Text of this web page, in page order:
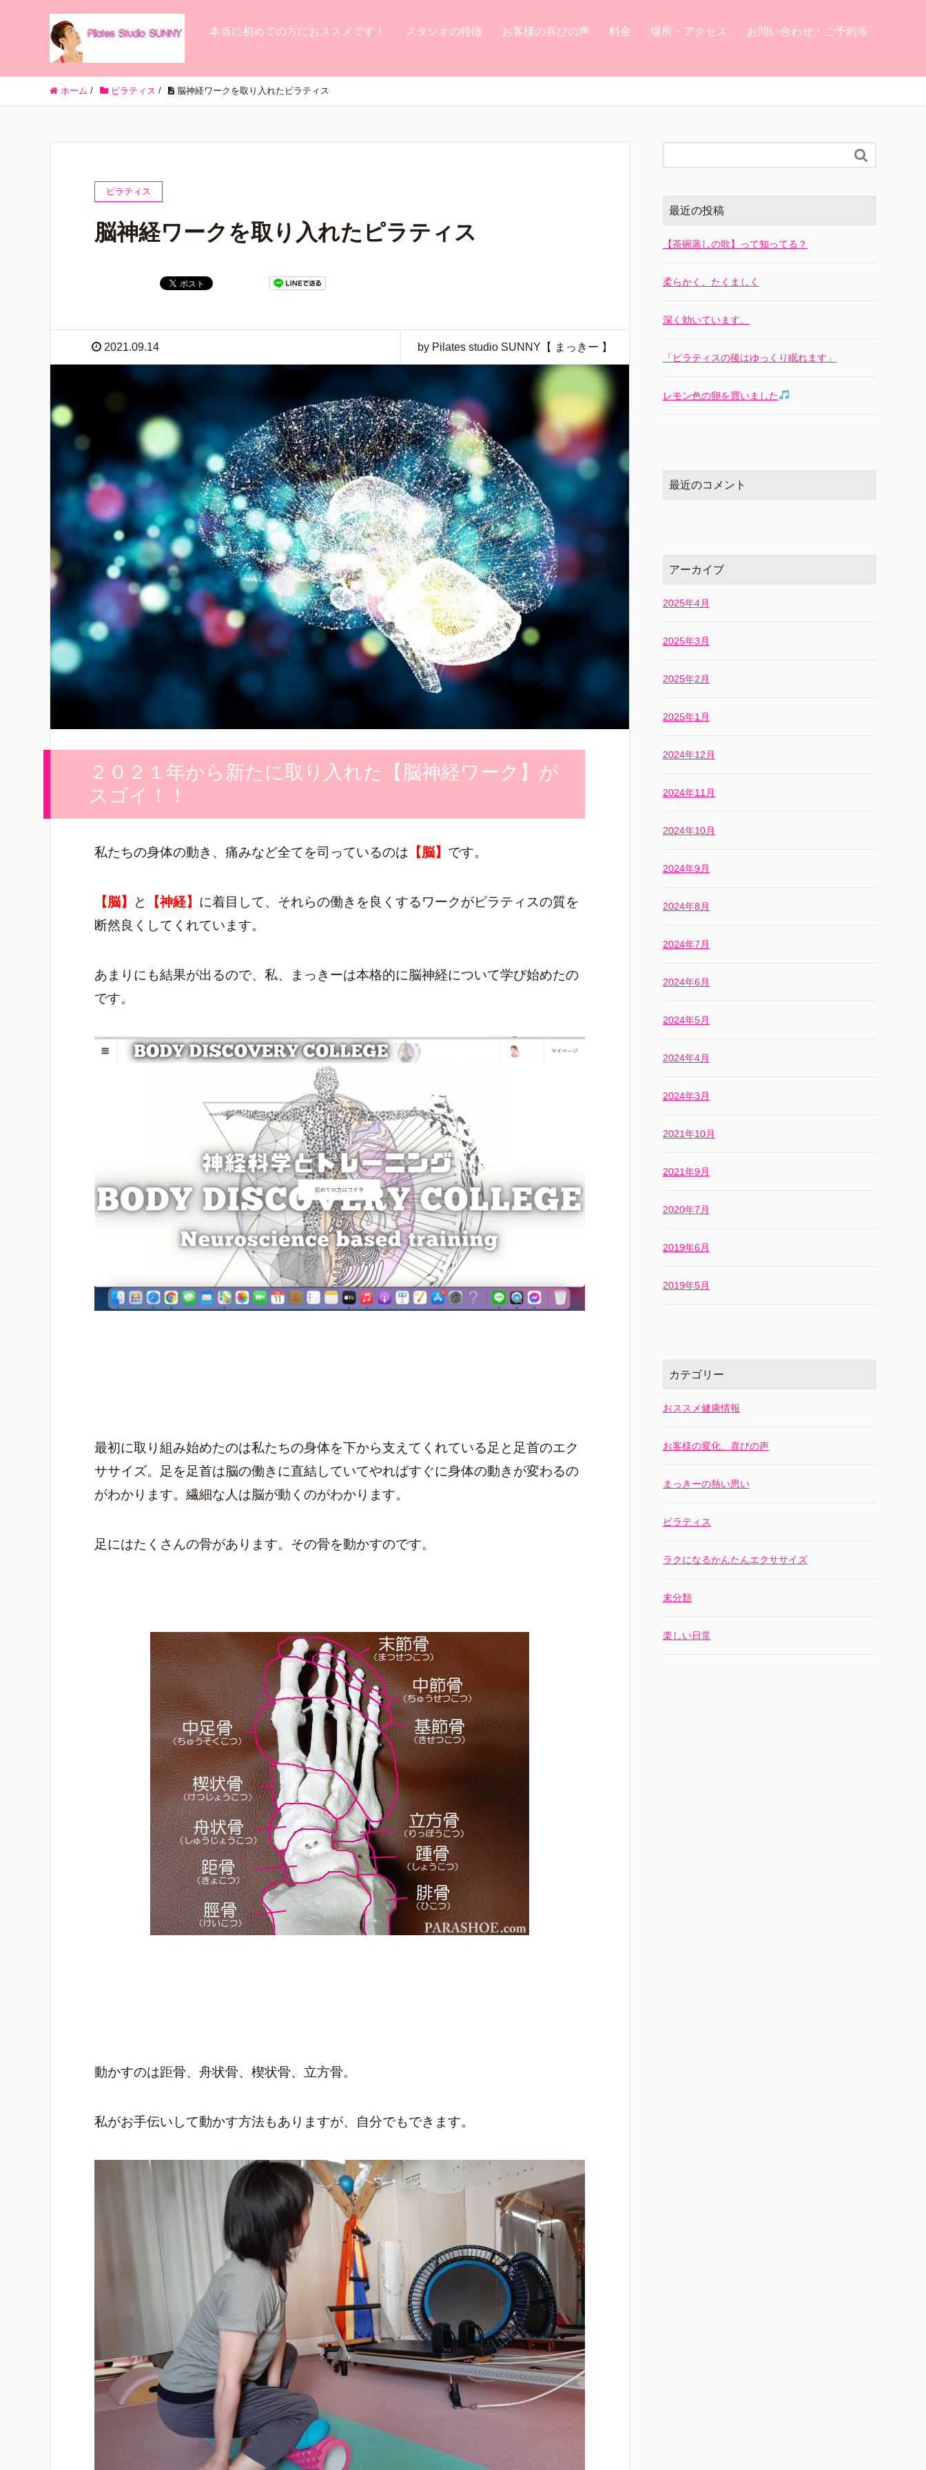
本当に初めての方におススメです！ スタジオの特徴 お客様の喜びの声 料金 場所・アクセス お問い合わせ・ご予約等
ホーム / ピラティス / 脳神経ワークを取り入れたピラティス
ピラティス
脳神経ワークを取り入れたピラティス
2021.09.14 by Pilates studio SUNNY【 まっきー 】
２０２１年から新たに取り入れた【脳神経ワーク】が
スゴイ！！
私たちの身体の動き、痛みなど全てを司っているのは 【脳】 です。
【脳】 と 【神経】 に着目して、それらの働きを良くするワークがピラティスの質を
断然良くしてくれています。
あまりにも結果が出るので、私、まっきーは本格的に脳神経について学び始めたの
です。
最初に取り組み始めたのは私たちの身体を下から支えてくれている足と足首のエク
ササイズ。足を足首は脳の働きに直結していてやればすぐに身体の動きが変わるの
がわかります。繊細な人は脳が動くのがわかります。
足にはたくさんの骨があります。その骨を動かすのです。
動かすのは距骨、舟状骨、楔状骨、立方骨。
私がお手伝いして動かす方法もありますが、自分でもできます。

最近の投稿
【茶碗蒸しの歌】って知ってる？
柔らかく、たくましく
深く効いています。
「ピラティスの後はゆっくり眠れます」
レモン色の卵を買いました
最近のコメント
アーカイブ
2025年4月
2025年3月
2025年2月
2025年1月
2024年12月
2024年11月
2024年10月
2024年9月
2024年8月
2024年7月
2024年6月
2024年5月
2024年4月
2024年3月
2021年10月
2021年9月
2020年7月
2019年6月
2019年5月
カテゴリー
おススメ健康情報
お客様の変化、喜びの声
まっきーの熱い思い
ピラティス
ラクになるかんたんエクササイズ
未分類
楽しい日常